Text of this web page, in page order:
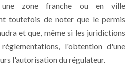
une zone franche ou en ville
toutefois de noter que le permis
et que, même si les juridictions
l'obtention d'une
l'autorisation du régulateur.